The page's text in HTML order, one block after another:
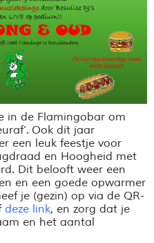
in de Flamingobar om
’. Ook dit jaar
een leuk feestje voor
en Hoogheid met
Dit belooft weer een
en een goede opwarmer
je (gezin) op via de QR-
deze link, en zorg dat je
en het aantal